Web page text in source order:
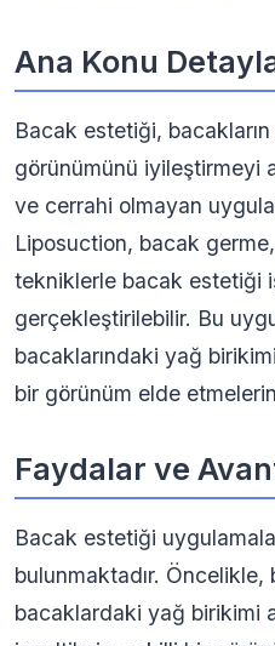
Ana Konu
Bacak estetiği,
görünümünü iyileştirmeyi
ve cerrahi olmayan
Liposuction, bacak
tekniklerle bacak estetiği
gerçekleştirilebilir. Bu
bacaklarındaki yağ
bir görünüm elde
Faydalar ve
Bacak estetiği
bulunmaktadır.
bacaklardaki yağ birikimi